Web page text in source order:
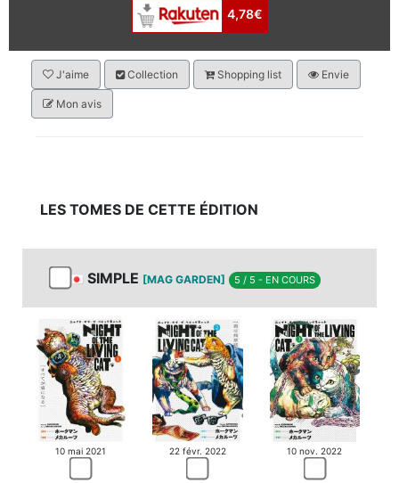
4,78€
J'aime Collection Shopping list Envie
Mon avis
LES TOMES DE CETTE ÉDITION
SIMPLE [MAG GARDEN] 5 / 5 - EN COURS
10 mai 2021 22 févr. 2022 10 nov. 2022